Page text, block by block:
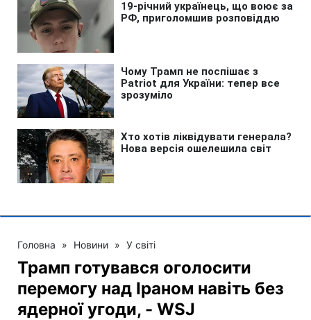
Головна » Новини » У світі
Трамп готувався оголосити
перемогу над Іраном навіть без
ядерної угоди, - WSJ